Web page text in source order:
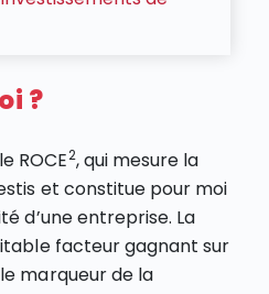
?
ROCE2, qui mesure la
et constitue pour moi
d’une entreprise. La
facteur gagnant sur
marqueur de la